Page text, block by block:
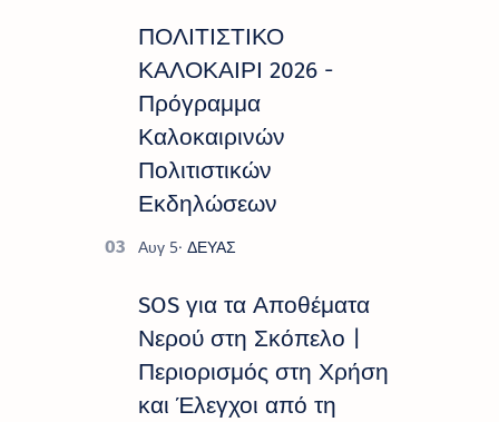
ΠΟΛΙΤΙΣΤΙΚΟ
ΚΑΛΟΚΑΙΡΙ 2026 -
Πρόγραμμα
Καλοκαιρινών
Πολιτιστικών
Εκδηλώσεων
SOS για τα Αποθέματα
Νερού στη Σκόπελο |
Περιορισμός στη Χρήση
και Έλεγχοι από τη